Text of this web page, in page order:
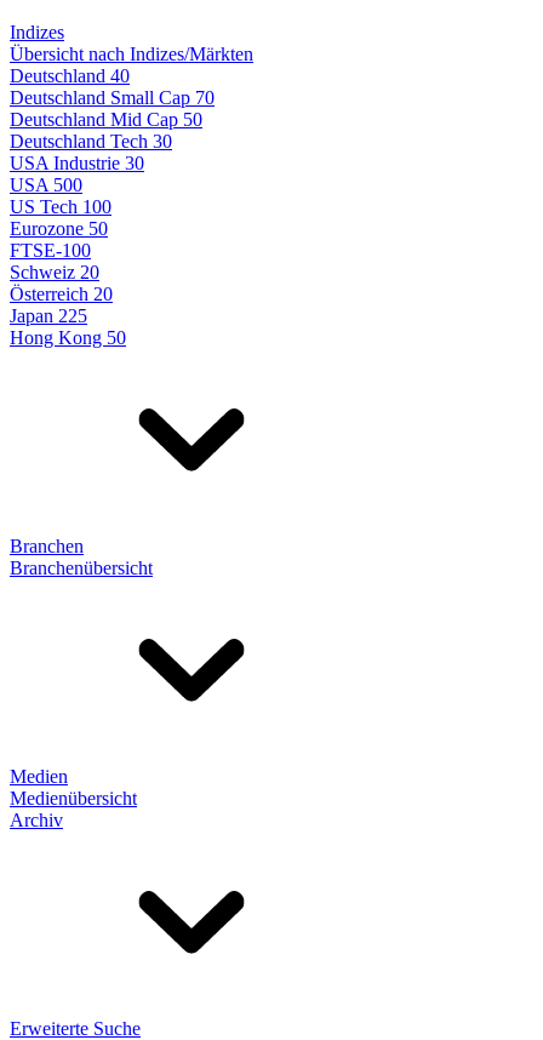
Indizes
Übersicht nach Indizes/Märkten
Deutschland 40
Deutschland Small Cap 70
Deutschland Mid Cap 50
Deutschland Tech 30
USA Industrie 30
USA 500
US Tech 100
Eurozone 50
FTSE-100
Schweiz 20
Österreich 20
Japan 225
Hong Kong 50
Branchen
Branchenübersicht
Medien
Medienübersicht
Archiv
Erweiterte Suche